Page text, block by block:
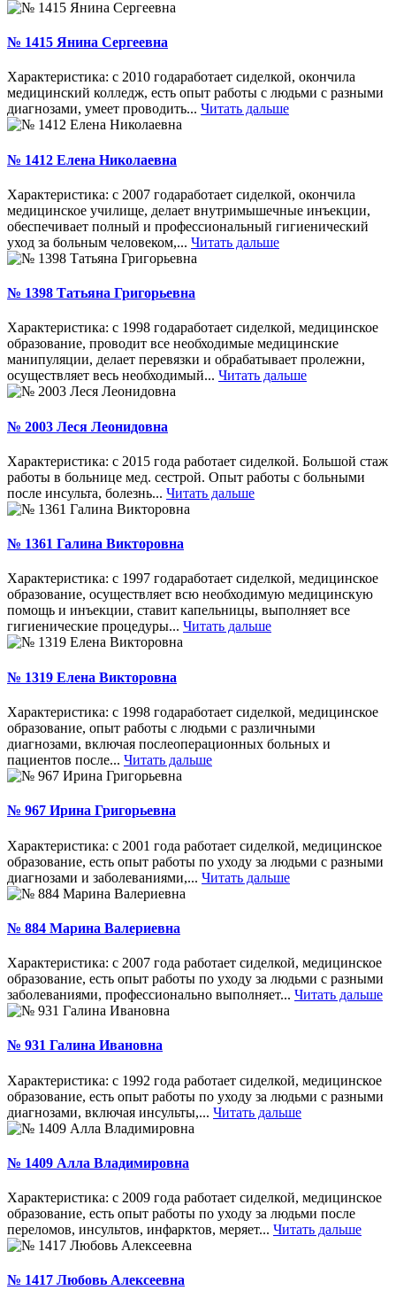
№ 1415 Янина Сергеевна
Характеристика: с 2010 годаработает сиделкой, окончила
медицинский колледж, есть опыт работы с людьми с разными
диагнозами, умеет проводить... Читать дальше
№ 1412 Елена Николаевна
Характеристика: с 2007 годаработает сиделкой, окончила
медицинское училище, делает внутримышечные инъекции,
обеспечивает полный и профессиональный гигиенический
уход за больным человеком,... Читать дальше
№ 1398 Татьяна Григорьевна
Характеристика: с 1998 годаработает сиделкой, медицинское
образование, проводит все необходимые медицинские
манипуляции, делает перевязки и обрабатывает пролежни,
осуществляет весь необходимый... Читать дальше
№ 2003 Леся Леонидовна
Характеристика: с 2015 года работает сиделкой. Большой стаж
работы в больнице мед. сестрой. Опыт работы с больными
после инсульта, болезнь... Читать дальше
№ 1361 Галина Викторовна
Характеристика: с 1997 годаработает сиделкой, медицинское
образование, осуществляет всю необходимую медицинскую
помощь и инъекции, ставит капельницы, выполняет все
гигиенические процедуры... Читать дальше
№ 1319 Елена Викторовна
Характеристика: с 1998 годаработает сиделкой, медицинское
образование, опыт работы с людьми с различными
диагнозами, включая послеоперационных больных и
пациентов после... Читать дальше
№ 967 Ирина Григорьевна
Характеристика: с 2001 года работает сиделкой, медицинское
образование, есть опыт работы по уходу за людьми с разными
диагнозами и заболеваниями,... Читать дальше
№ 884 Марина Валериевна
Характеристика: с 2007 года работает сиделкой, медицинское
образование, есть опыт работы по уходу за людьми с разными
заболеваниями, профессионально выполняет... Читать дальше
№ 931 Галина Ивановна
Характеристика: с 1992 года работает сиделкой, медицинское
образование, есть опыт работы по уходу за людьми с разными
диагнозами, включая инсульты,... Читать дальше
№ 1409 Алла Владимировна
Характеристика: с 2009 года работает сиделкой, медицинское
образование, есть опыт работы по уходу за людьми после
переломов, инсультов, инфарктов, меряет... Читать дальше
№ 1417 Любовь Алексеевна